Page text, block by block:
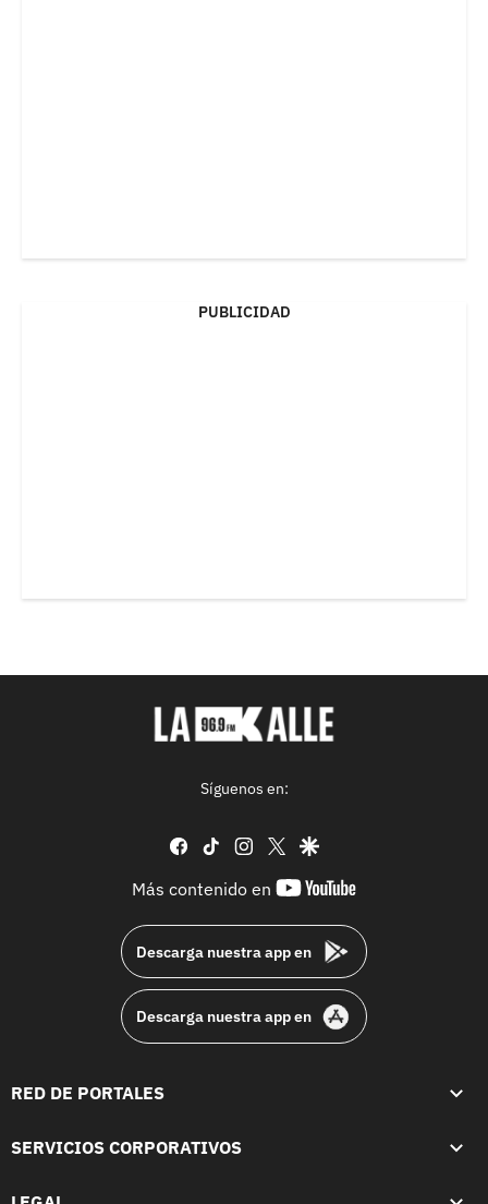
PUBLICIDAD
Síguenos en:
facebook
tiktok instagram
twittergoogle
Más contenido en
youtube-
Descarga nuestra app en
Descarga nuestra app en
RED DE PORTALES
SERVICIOS CORPORATIVOS